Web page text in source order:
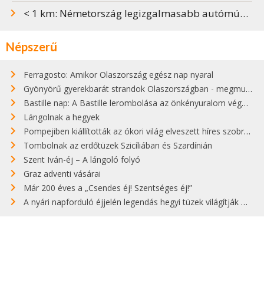
< 1 km: Németország legizgalmasabb autómúzeumai
Népszerű
Ferragosto: Amikor Olaszország egész nap nyaral
Gyönyörű gyerekbarát strandok Olaszországban - megmutatjuk a 15 legjobbat
Bastille nap: A Bastille lerombolása az önkényuralom végét jelentette
Lángolnak a hegyek
Pompejiben kiállították az ókori világ elveszett híres szobrának másolatát
Tombolnak az erdőtüzek Szicíliában és Szardínián
Szent Iván-éj – A lángoló folyó
Graz adventi vásárai
Már 200 éves a „Csendes éj! Szentséges éj!”
A nyári napforduló éjjelén legendás hegyi tüzek világítják meg Zugspitzét